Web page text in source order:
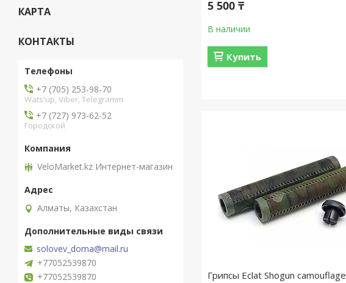
5 500 ₸
В наличии
Купить
Грипсы Eclat Shogun camouflage
КАРТА
КОНТАКТЫ
+7 (705) 253-98-70
Wats'up, Viber, Telegramm
+7 (727) 973-62-52
Городской
VeloMarket.kz Интернет-магазин
Алматы, Казахстан
solovev_doma@mail.ru
+77052539870
+77052539870